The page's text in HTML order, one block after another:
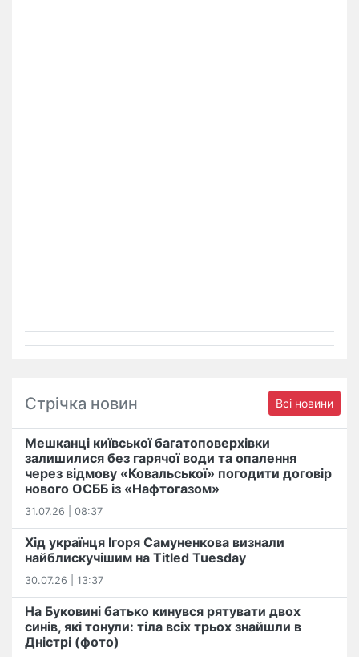
Стрічка новин Всі новини
Мешканці київської багатоповерхівки
залишилися без гарячої води та опалення
через відмову «Ковальської» погодити договір
нового ОСББ із «Нафтогазом»
31.07.26 | 08:37
Хід українця Ігоря Самуненкова визнали
найблискучішим на Titled Tuesday
30.07.26 | 13:37
На Буковині батько кинувся рятувати двох
синів, які тонули: тіла всіх трьох знайшли в
Дністрі (фото)